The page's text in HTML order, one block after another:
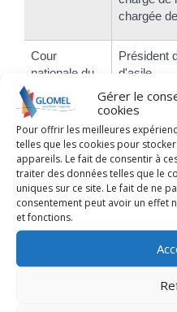
Gérer le
cookies
Pour offrir les meilleures
telles que les cookies pour
appareils. Le fait de consentir à
traiter des données telles que le
uniques sur ce site. Le fait de ne
consentement peut avoir un effet
et fonctions.
chargée
Cour
nationale du
droit d'asile
(CNDA)
Président
d'asile
Tribunal
administratif
Président
d'appel
Cour
administrative
Président
du Conseil